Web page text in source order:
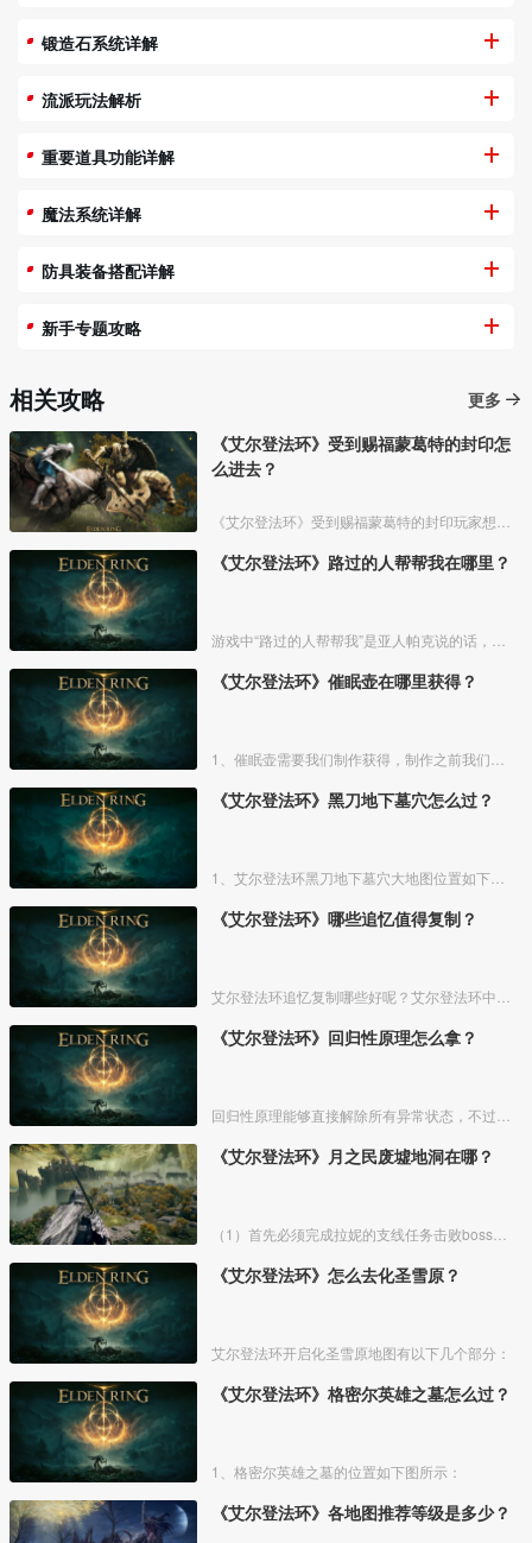
锻造石系统详解
流派玩法解析
重要道具功能详解
魔法系统详解
防具装备搭配详解
新手专题攻略
相关攻略
更多
《艾尔登法环》受到赐福蒙葛特的封印怎
么进去？
《艾尔登法环》路过的人帮帮我在哪里？
《艾尔登法环》催眠壶在哪里获得？
《艾尔登法环》黑刀地下墓穴怎么过？
《艾尔登法环》哪些追忆值得复制？
《艾尔登法环》回归性原理怎么拿？
《艾尔登法环》月之民废墟地洞在哪？
《艾尔登法环》怎么去化圣雪原？
艾尔登法环开启化圣雪原地图有以下几个部分：
《艾尔登法环》格密尔英雄之墓怎么过？
1、格密尔英雄之墓的位置如下图所示：
《艾尔登法环》各地图推荐等级是多少？